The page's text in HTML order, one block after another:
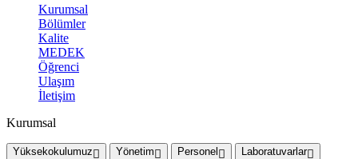
Kurumsal
Bölümler
Kalite
MEDEK
Öğrenci
Ulaşım
İletişim
Kurumsal
Yüksekokulumuz Yönetim Personel
Laboratuvarlar